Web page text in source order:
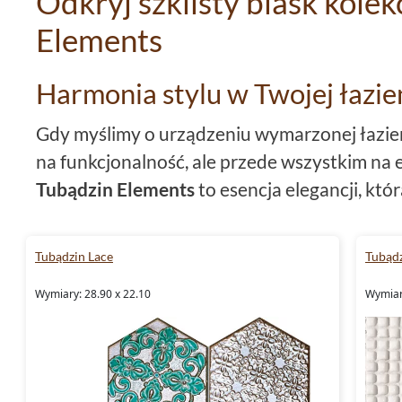
Elements
Harmonia stylu w Twojej
Gdy myślimy o urządzeniu wymarzonej
na funkcjonalność, ale przede wszystkim na
Tubądzin Elementsto esencja elegancji,
jesteś zwolennikiem nowoczesnych, czy
płyt pozwoli Ci stworzyć przestrzeń pełną
Urok i funkcjonalność w
Tubądzin Lace
Wymiary: 28.90 x 22.10